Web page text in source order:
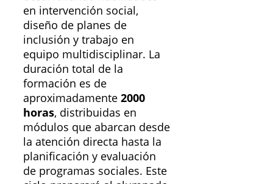
en intervención social,
diseño de planes de
inclusión y trabajo en
equipo multidisciplinar. La
duración total de la
formación es de
aproximadamente 2000
horas, distribuidas en
módulos que abarcan desde
la atención directa hasta la
planificación y evaluación
de programas sociales. Este